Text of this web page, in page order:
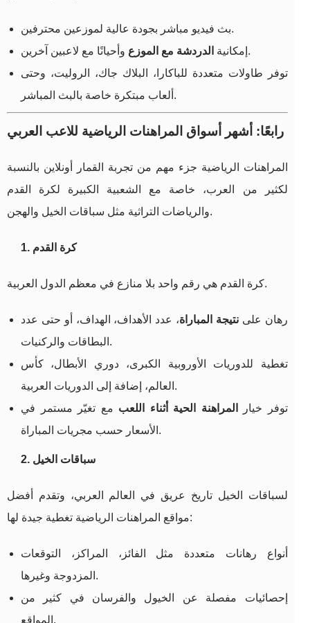
بث فيديو مباشر بجودة عالية لموزعين محترفين.
إمكانية الدردشة مع الموزع
وأحيانًا مع لاعبين آخرين.
توفر طاولات متعددة للباكارا، البلاك جاك، الروليت، وحتى
ألعاب مبتكرة خاصة بالبث المباشر.
رابعًا: أشهر أسواق المراهنات الرياضية للاعب العربي
المراهنات الرياضية جزء مهم من تجربة القمار أونلاين بالنسبة
لكثير من العرب، خاصة مع الشعبية الكبيرة لكرة القدم
والرياضات التراثية مثل سباقات الخيل والهجن.
1. كرة القدم
كرة القدم هي رقم واحد بلا منازع في معظم الدول العربية.
رهان علىنتيجة المباراة، عدد الأهداف، الهداف، أو حتى عدد
البطاقات والركنيات.
تغطية للدوريات الأوروبية الكبرى، دوري الأبطال، كأس
العالم، إضافة إلى الدوريات العربية.
توفر خيار
المراهنة الحية أثناء اللعب مع تغيّر مستمر في
الأسعار حسب مجريات المباراة.
2. سباقات الخيل
لسباقات الخيل تاريخ عريق في العالم العربي، وتقدم أفضل
مواقع المراهنات الرياضية تغطية جيدة لها:
أنواع رهانات متعددة مثل الفائز، المراكز، التوقعات
المزدوجة وغيرها.
إحصائيات مفصلة عن الخيول والفرسان في كثير من
المواقع.